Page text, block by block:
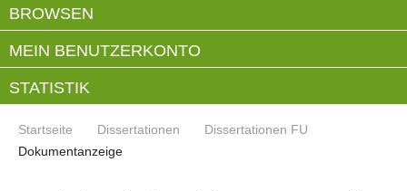
BROWSEN
MEIN BENUTZERKONTO
STATISTIK
Startseite Dissertationen
Dissertationen FU
Dokumentanzeige